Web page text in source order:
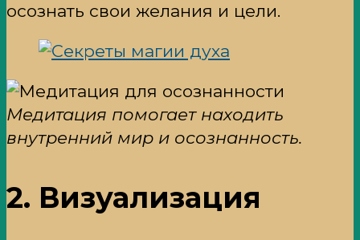
осознать свои желания и цели.
Медитация помогает находить
внутренний мир и осознанность.
2. Визуализация